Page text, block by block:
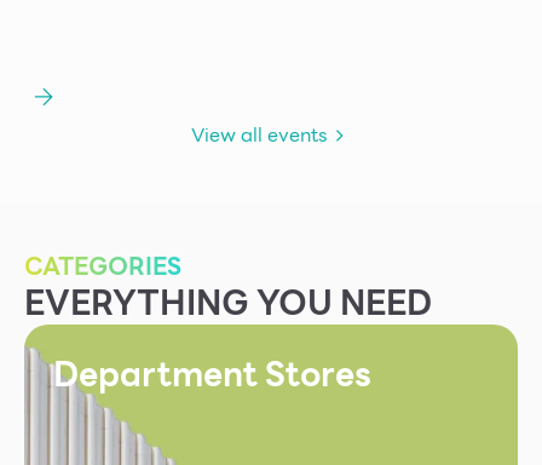
ตำแหน่งงาน
สมัครงาน
สิทธิประโยชน์ที่ฟิวเจอร์พาร์ค
View all events
CATEGORIES
EVERYTHING YOU NEED
Fashion